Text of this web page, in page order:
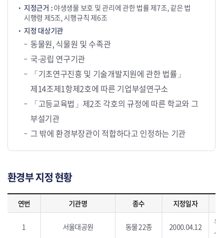
지정근거 : 야생생물 보호 및 관리에 관한 법률 제7조, 같은 법
시행령 제5조, 시행규칙 제6조
지정 대상기관
동물원, 식물원 및 수족관
국∙공립 연구기관
「기초연구진흥 및 기술개발지원에 관한 법률」
제14조제1항제2호에 따른 기업부설연구소
「고등교육법」제2조 각호의 규정에 따른 학교와 그
부설기관
그 밖에 환경부장관이 적합하다고 인정하는 기관
환경부 지정 현황
연번 기관명 종수 지정일자
1 서울대공원 동물 22종 2000.04.12
늑
새